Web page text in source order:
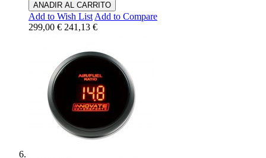
ANADIR AL CARRITO
Add to Wish List Add to Compare
299,00 € 241,13 €